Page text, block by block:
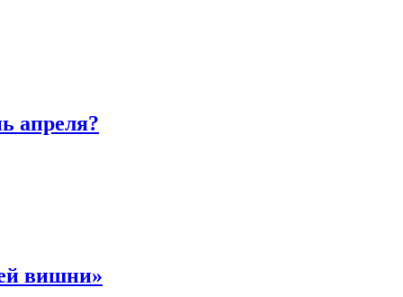
апреля?
вишни»